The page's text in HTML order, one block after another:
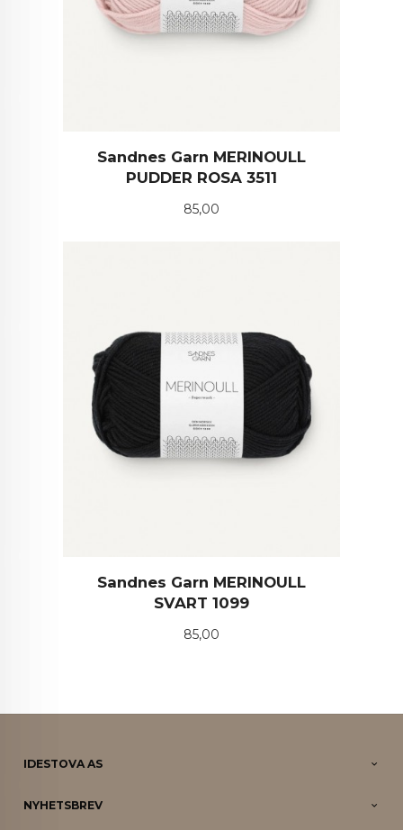
Sandnes Garn MERINOULL
PUDDER ROSA 3511
Pris
85,00
Sandnes Garn MERINOULL
SVART 1099
Pris
85,00
IDESTOVA AS
NYHETSBREV